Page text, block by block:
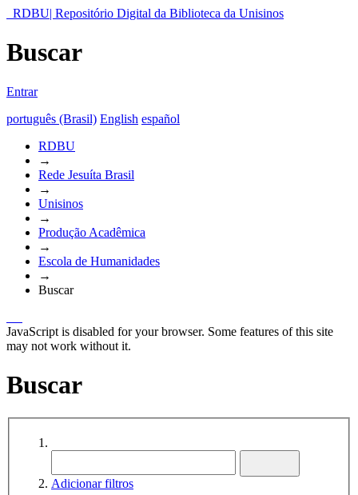
RDBU| Repositório Digital da Biblioteca da Unisinos
Buscar
Entrar
português (Brasil) English español
RDBU
→
Rede Jesuíta Brasil
→
Unisinos
→
Produção Acadêmica
→
Escola de Humanidades
→
Buscar
JavaScript is disabled for your browser. Some features of this site
may not work without it.
Buscar
Adicionar filtros